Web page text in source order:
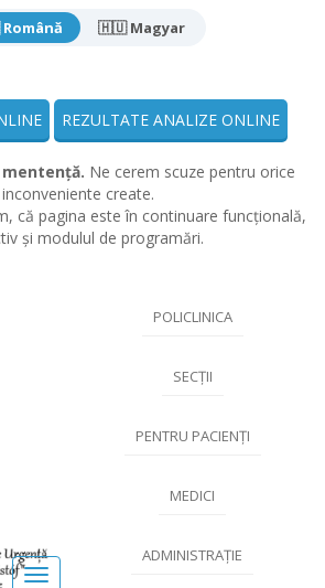
🇭🇺 Magyar
REZULTATE ANALIZE ONLINE
Ne cerem scuze pentru orice
inconveniente create.
că pagina este în continuare funcțională,
și modulul de programări.
Meniu
POLICLINICA
SECȚII
PENTRU PACIENȚI
MEDICI
ADMINISTRAȚIE